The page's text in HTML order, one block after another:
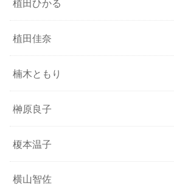
植田ひかる
植田佳奈
楠木ともり
榊原良子
榎本温子
横山智佐